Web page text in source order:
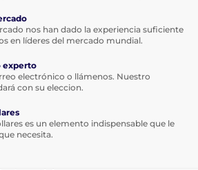
nos han dado la experiencia suficiente
en líderes del mercado mundial.
experto
electrónico o llámenos. Nuestro
con su eleccion.
es un elemento indispensable que le
necesita.